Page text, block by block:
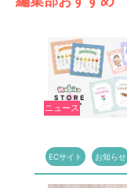
ニュース
ECサイト お知らせ